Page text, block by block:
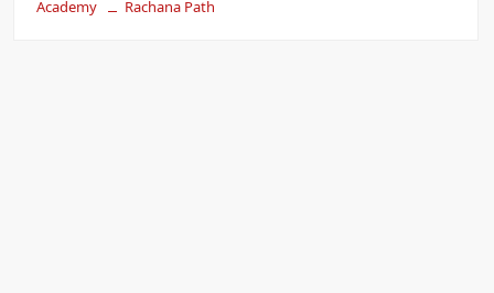
Academy
Rachana Path